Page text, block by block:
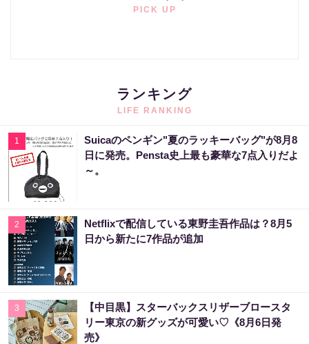
PICK UP
ランキング
LIFE RANKING
1
Suicaのペンギン"夏のラッキーバッグ"が8月8
日に発売。Pensta史上最も豪華な7点入りだよ
～。
2
Netflixで配信している東野圭吾作品は？8月5
日から新たに7作品が追加
3
【中目黒】スターバックスリザーブロースタ
リー東京の新グッズが可愛い♡《8月6日発
売》